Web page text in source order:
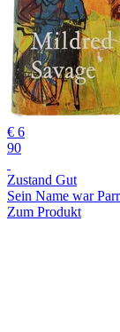
€ 6
90
Zustand Gut
Sein Name war
Zum Produkt